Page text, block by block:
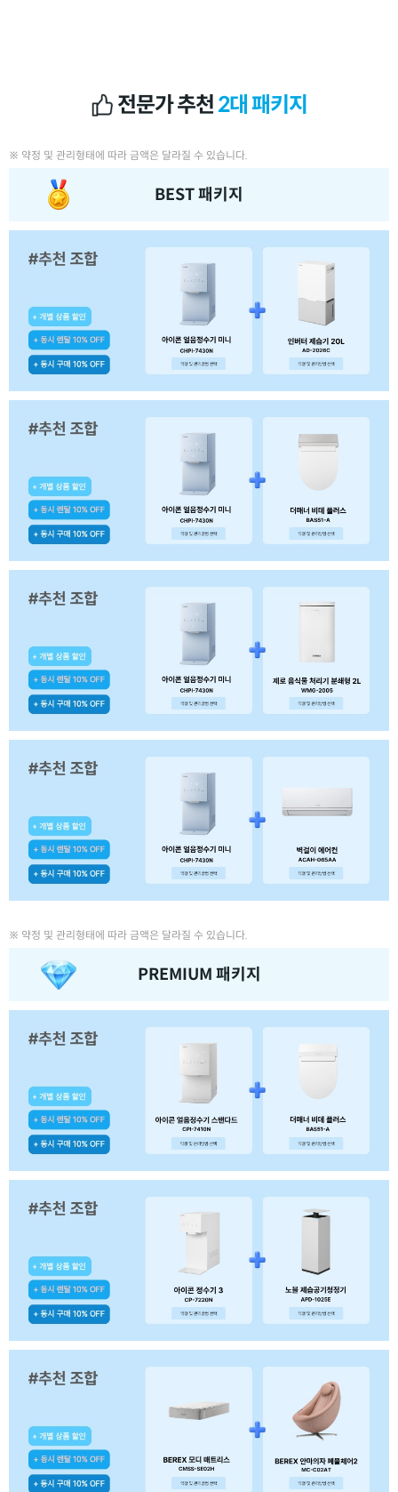
전문가 추천2대 패키지
※ 약정 및 관리형태에 따라 금액은 달라질 수 있습니다.
BEST 패키지
※ 약정 및 관리형태에 따라 금액은 달라질 수 있습니다.
PREMIUM 패키지